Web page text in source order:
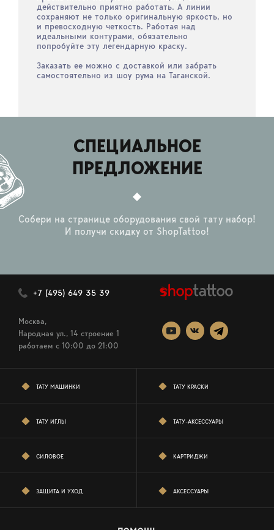
действительно приятно работать. А линии
сохраняют не только оригинальную яркость, но
и превосходную четкость. Работая над
идеальными контурами, обязательно
попробуйте эту легендарную краску.
Заказать ее можно с доставкой или забрать
самостоятельно из шоу рума на Таганской.
СПЕЦИАЛЬНОЕ
ПРЕДЛОЖЕНИЕ
Собери на странице оборудования свой тату набор!
И получи скидку от ShopTattoo!
+7 (495) 649 35 39
Москва,
Народная ул., 14 строение 1
работаем c 10:00 до 21:00
ТАТУ МАШИНКИ ТАТУ КРАСКИ
ТАТУ ИГЛЫ ТАТУ-АКСЕССУАРЫ
СИЛОВОЕ КАРТРИДЖИ
ЗАЩИТА И УХОД АКСЕССУАРЫ